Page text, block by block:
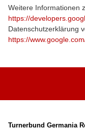
Weitere Informationen
https://
Datenschutzerklärung
https://
Turnerbund Germania